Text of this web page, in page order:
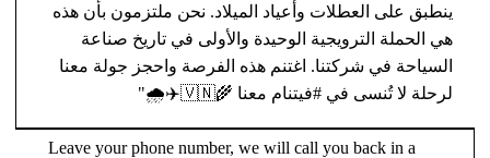
ينطبق على العطلات وأعياد الميلاد. نحن ملتزمون بأن هذه
هي الحملة الترويجية الوحيدة والأولى في تاريخ صناعة
السياحة في شركتنا. اغتنم هذه الفرصة واحجز جولة معنا
لرحلة لا تُنسى في #فيتنام معنا 🌾🇻🇳✈️🌧️"
Leave your phone number, we will call you back in a